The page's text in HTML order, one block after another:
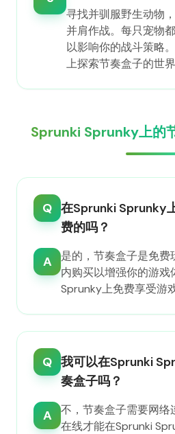
寻找并驯服野生动物
并肩作战。每只宠物
以影响你的战斗策略
上探索节奏盒子的世界
Sprunki Sprunky上的
Q 在Sprunki Sprunky
费的吗？
A
是的，节奏盒子是免费
内购买以增强你的游戏
Sprunky上免费享受游戏
Q 我可以在Sprunki
奏盒子吗？
A
不，节奏盒子需要网络
在线才能在Sprunki